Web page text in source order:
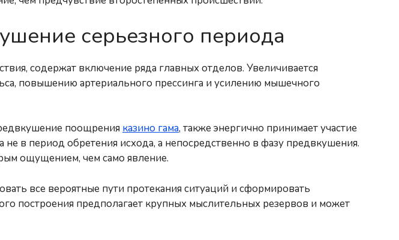
серьезного периода
содержат включение ряда главных отделов. Увеличивается
повышению артериального прессинга и усилению мышечного
поощрения казино гама, также энергично принимает участие
в период обретения исхода, а непосредственно в фазу предвкушения.
ощущением, чем само явление.
все вероятные пути протекания ситуаций и сформировать
построения предполагает крупных мыслительных резервов и может